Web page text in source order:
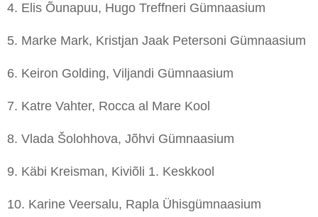
4. Elis Õunapuu, Hugo Treffneri Gümnaasium
5. Marke Mark, Kristjan Jaak Petersoni Gümnaasium
6. Keiron Golding, Viljandi Gümnaasium
7. Katre Vahter, Rocca al Mare Kool
8. Vlada Šolohhova, Jõhvi Gümnaasium
9. Käbi Kreisman, Kiviõli 1. Keskkool
10. Karine Veersalu, Rapla Ühisgümnaasium